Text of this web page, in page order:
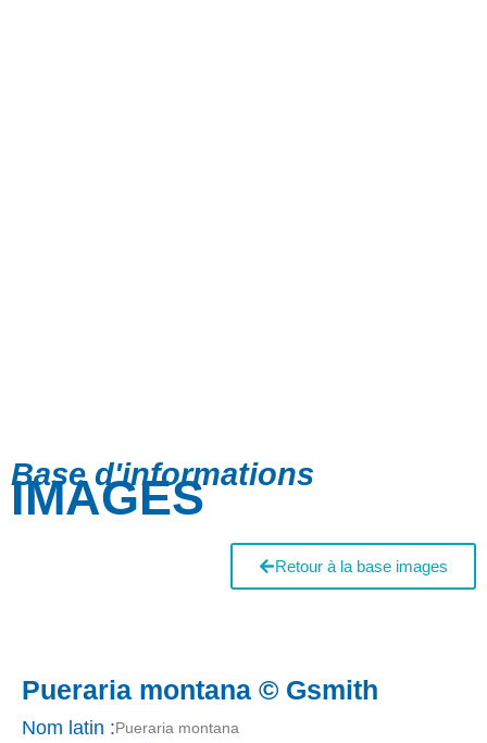
Base d'informations
IMAGES
Retour à la base images
Pueraria montana © Gsmith
Nom latin :Pueraria montana